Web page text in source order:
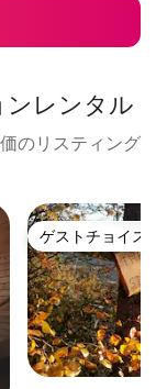
レンタル
のリスティング
ゲストチョイス
ゲストチョイス